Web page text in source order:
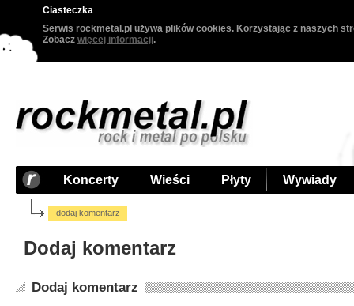
Ciasteczka
Serwis rockmetal.pl używa plików cookies. Korzystając z naszych
Zobacz więcej informacji.
Koncerty Wieści Płyty Wywiady
dodaj komentarz
Dodaj komentarz
Dodaj komentarz